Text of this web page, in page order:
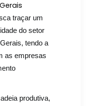
traçar um
do setor
tendo a
as empresas
produtiva,